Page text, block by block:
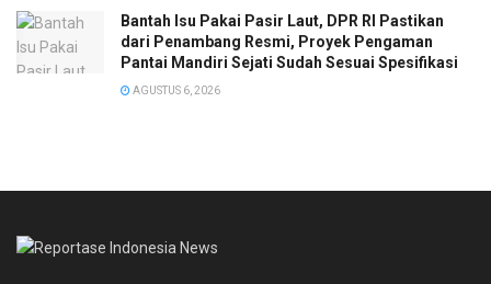
Bantah Isu Pakai Pasir Laut, DPR RI Pastikan
dari Penambang Resmi, Proyek Pengaman
Pantai Mandiri Sejati Sudah Sesuai Spesifikasi
AGUSTUS 6, 2026